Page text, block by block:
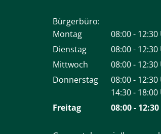
Bürgerbüro:
Montag
08:00- 12:30
Von 08:00
Dienstag 08:00- 12:30
Von 08:00
Mittwoch 08:00- 12:30
Von 08:00
Donnerstag 08:00- 12:30
Von 08:00
14:30- 18:00
Von 14:30
Freitag 08:00- 12:30